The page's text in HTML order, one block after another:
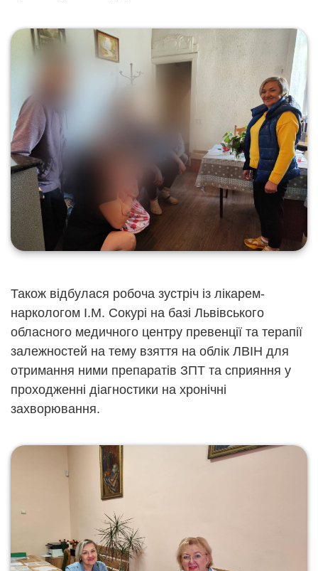
Також відбулася робоча зустріч із лікарем-
наркологом І.М. Сокурі на базі Львівського
обласного медичного центру превенції та терапії
залежностей на тему взяття на облік ЛВІН для
отримання ними препаратів ЗПТ та сприяння у
проходженні діагностики на хронічні
захворювання.